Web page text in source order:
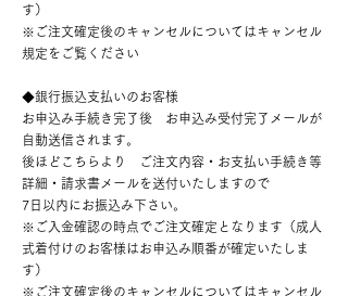
す）
※ご注文確定後のキャンセルについてはキャンセル
規定をご覧ください
◆銀行振込支払いのお客様
お申込み手続き完了後 お申込み受付完了メールが
自動送信されます。
後ほどこちらより ご注文内容・お支払い手続き等
詳細・請求書メールを送付いたしますので
7日以内にお振込み下さい。
※ご入金確認の時点でご注文確定となります（成人
式着付けのお客様はお申込み順番が確定いたしま
す）
※ご注文確定後のキャンセルについてはキャンセル